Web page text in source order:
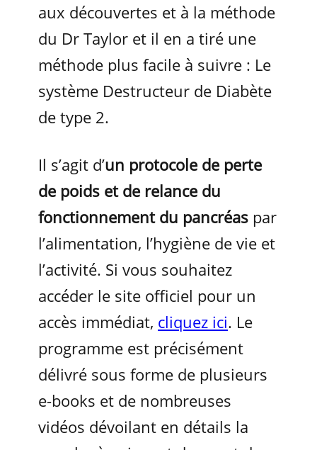
aux découvertes et à la méthode
du Dr Taylor et il en a tiré une
méthode plus facile à suivre : Le
système Destructeur de Diabète
de type 2.
Il s’agit d’un protocole de perte
de poids et de relance du
fonctionnement du pancréas par
l’alimentation, l’hygiène de vie et
l’activité. Si vous souhaitez
accéder le site officiel pour un
accès immédiat, cliquez ici. Le
programme est précisément
délivré sous forme de plusieurs
e-books et de nombreuses
vidéos dévoilant en détails la